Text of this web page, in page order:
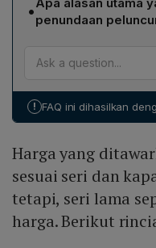
menjadi Rp
16,999,000‑Rp
Rp 9,749,000‑Rp
21,249,000). iPhone
9,999,000 (dari Rp
12 mengalami
64 GB kini Rp
•Apa alasan utama
penundaan
Peluncuran iPhone
Apple belum
Dalam Negeri
peluncuran resmi
! FAQ ini dihasilkan
Harga yang
sesuai seri dan
tetapi, seri lama
harga. Berikut